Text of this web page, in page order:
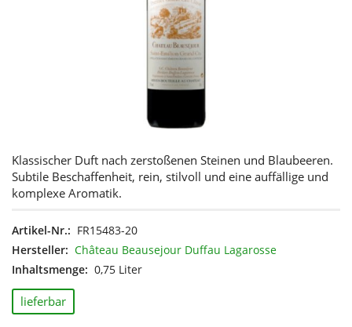
Klassischer Duft nach zerstoßenen Steinen und Blaubeeren.
Subtile Beschaffenheit, rein, stilvoll und eine auffällige und
komplexe Aromatik.
Artikel-Nr.: FR15483-20
Hersteller: Château Beausejour Duffau Lagarosse
Inhaltsmenge: 0,75 Liter
lieferbar